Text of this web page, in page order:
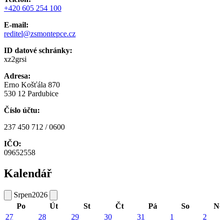
+420 605 254 100
E-mail:
reditel@zsmontepce.cz
ID datové schránky:
xz2grsi
Adresa:
Erno Košťála 870
530 12 Pardubice
Číslo účtu:
237 450 712 / 0600
IČO:
09652558
Kalendář
Srpen2026
Po
Út St Čt Pá So
27
28
29
30
31
1
2